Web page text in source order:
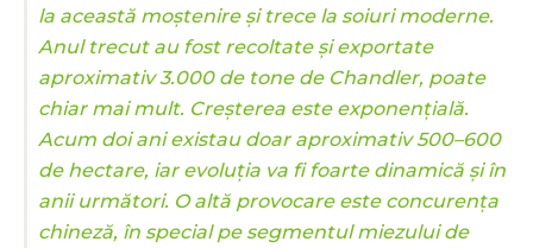
la această moștenire și trece la soiuri moderne.
Anul trecut au fost recoltate și exportate
aproximativ 3.000 de tone de Chandler, poate
chiar mai mult. Creșterea este exponențială.
Acum doi ani existau doar aproximativ 500–600
de hectare, iar evoluția va fi foarte dinamică și în
anii următori. O altă provocare este concurența
chineză, în special pe segmentul miezului de